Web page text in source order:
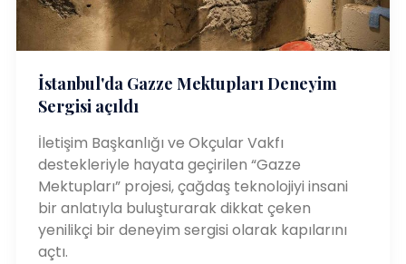
İstanbul'da Gazze Mektupları Deneyim
Sergisi açıldı
İletişim Başkanlığı ve Okçular Vakfı
destekleriyle hayata geçirilen “Gazze
Mektupları” projesi, çağdaş teknolojiyi insani
bir anlatıyla buluşturarak dikkat çeken
yenilikçi bir deneyim sergisi olarak kapılarını
açtı.